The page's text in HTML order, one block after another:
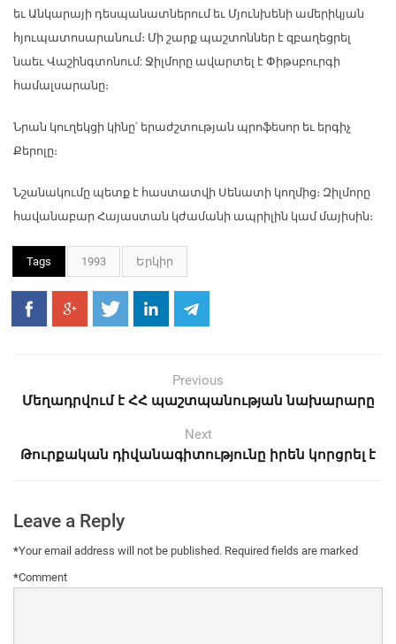
եւ Անկարայի դեսպանատներում եւ Մյունխենի ամերիկյան
հյուպատոսարանում։ Մի շարք պաշտոններ է զբաղեցրել
նաեւ Վաշինգտոնում: Ջիլմորը ավարտել է Փիթսբուրգի
համալսարանը։
Նրան կուղեկցի կինը՝ երաժշտության պրոֆեսոր եւ երգիչ
Քերոլը։
Նշանակումը պետք է հաստատվի Սենատի կողմից։ Զիլմորը
հավանաբար Հայաստան կժամանի ապրիլին կամ մայիսին։
Tags 1993 Երկիր
Previous
Մեղադրվում է ՀՀ պաշտպանության նախարարը
Next
Թուրքական դիվանագիտությունը իրեն կորցրել է
Leave a Reply
Your email address will not be published. Required fields are marked
*
Comment
*